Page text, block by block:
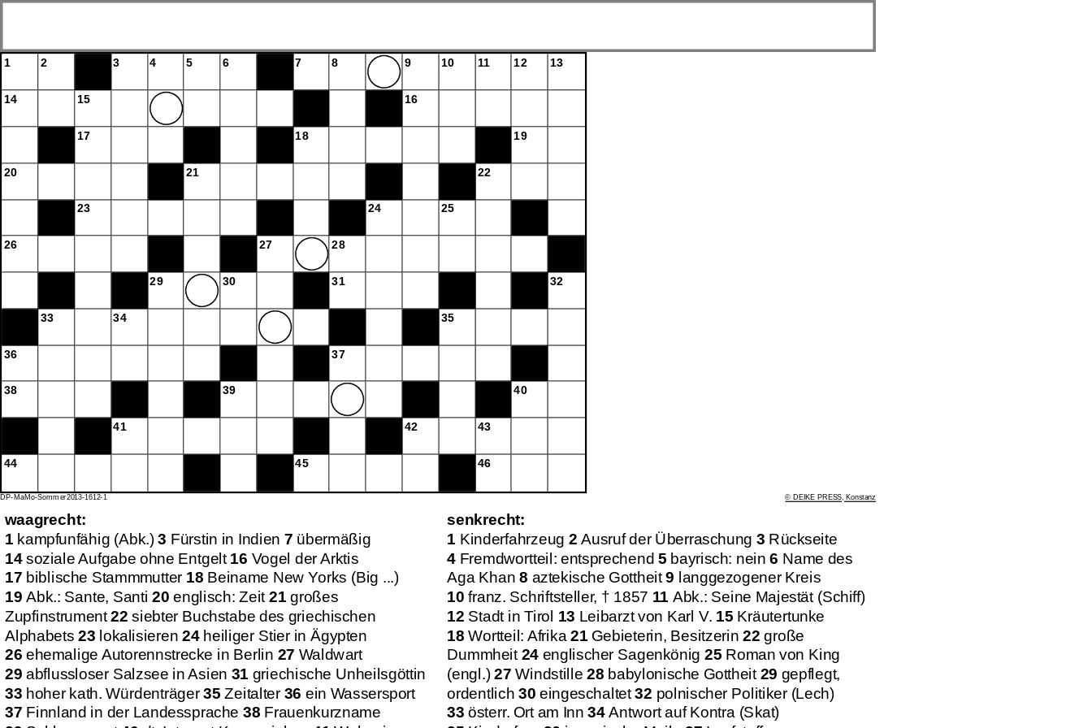
1 2 3 4 5 6 7 8 9 10 11 12 13
14 15 16
17 18 19
20 21 22
23 24 25
26 27 28
29 30 31 32
33 34 35
36 37
38 39 40
41 42 43
44 45 46
DP-MaMo-Sommer2013-1612-1 © DEIKE PRESS, Konstanz
waagrecht:
1 kampfunfähig (Abk.) 3 Fürstin in Indien 7 übermäßig
14soziale Aufgabe ohne Entgelt 16 Vogel der Arktis
17 biblische Stammmutter 18 Beiname New Yorks (Big ...)
19 Abk.: Sante, Santi 20 englisch: Zeit 21 großes
Zupfinstrument 22 siebter Buchstabe des griechischen
Alphabets 23 lokalisieren 24heiliger Stier in Ägypten
26 ehemalige Autorennstrecke in Berlin 27 Waldwart
29 abflussloser Salzsee in Asien 31 griechische Unheilsgöttin
33 hoher kath. Würdenträger 35 Zeitalter 36 ein Wassersport
37 Finnland in der Landessprache 38 Frauenkurzname
senkrecht:
1 Kinderfahrzeug 2 Ausruf der Überraschung 3 Rückseite
4Fremdwortteil: entsprechend 5 bayrisch: nein 6 Name des
Aga Khan 8 aztekische Gottheit 9 langgezogener Kreis
10 franz. Schriftsteller, † 1857 11 Abk.: Seine Majestät (Schiff)
12 Stadt in Tirol 13 Leibarzt von Karl V. 15 Kräutertunke
18 Wortteil: Afrika 21 Gebieterin, Besitzerin 22 große
Dummheit 24englischer Sagenkönig 25 Roman von King
(engl.) 27 Windstille 28 babylonische Gottheit 29 gepflegt,
ordentlich 30 eingeschaltet 32 polnischer Politiker (Lech)
33 österr. Ort am Inn 34Antwort auf Kontra (Skat)